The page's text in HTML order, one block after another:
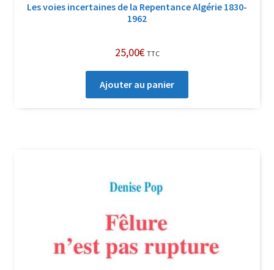
Les voies incertaines de la Repentance Algérie 1830-
1962
25,00€ TTC
Ajouter au panier